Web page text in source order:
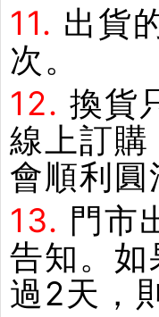
11. 出貨
次。
12. 換貨
線上訂
會順利圓
13. 門市
告知。
過2天，